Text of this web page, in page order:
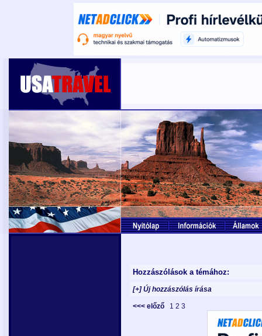
Hozzászólások a témához:
[+] Új hozzászólás írása
<<< előző 1 2 3